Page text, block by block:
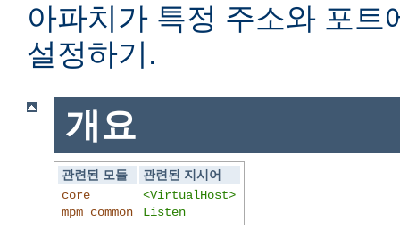
아파치가 특정 주소와 포트
설정하기.
개요
관련된 모듈
관련된 지시어
core
mpm_common
<VirtualHost>
Listen